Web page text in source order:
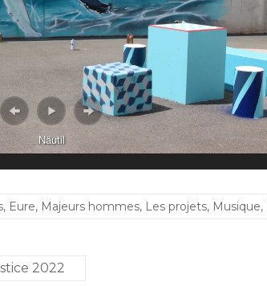
Näutil
, Eure, Majeurs hommes, Les projets, Musique,
2022